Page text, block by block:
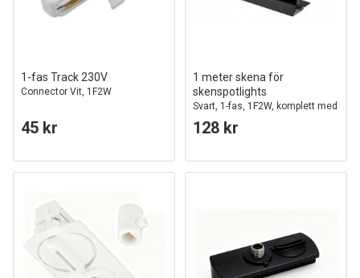
1-fas Track 230V
Connector Vit, 1F2W
45 kr
1 meter skena för
skenspotlights
Svart, 1-fas, 1F2W, komplett med
anslutning och ändpropp
128 kr